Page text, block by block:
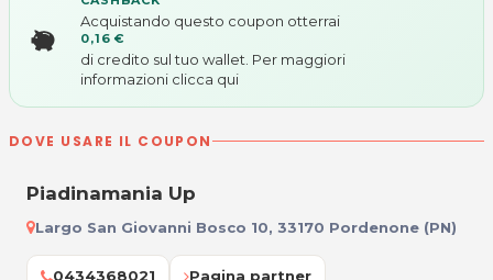
Acquistando questo coupon otterrai
0,16 €
di credito sul tuo wallet. Per maggiori
informazioni clicca qui
DOVE USARE IL COUPON
Piadinamania Up
Largo San Giovanni Bosco 10, 33170 Pordenone (PN)
0434368021 Pagina partner